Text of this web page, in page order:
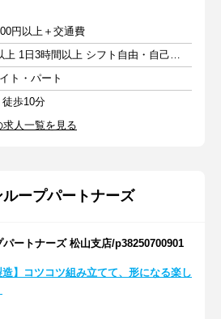
円以上＋交通費
週1日以上 1日3時間以上 シフト自由・自己申告
ト・パート
歩10分
人一覧を見る
ープパートナーズ
ートナーズ 松山支店/p38250700901
造】コツコツ組み立てて、形になる楽し